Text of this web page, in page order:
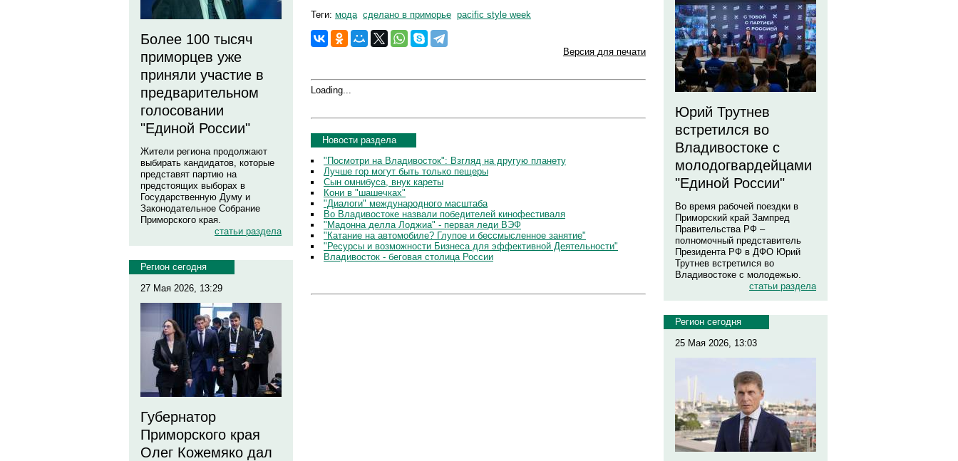
Более 100 тысяч
приморцев уже
приняли участие в
предварительном
голосовании
"Единой России"
Жители региона продолжают
выбирать кандидатов, которые
представят партию на
предстоящих выборах в
Государственную Думу и
Законодательное Собрание
Приморского края.
статьи раздела
Регион сегодня
27 Мая 2026, 13:29
Губернатор
Приморского края
Олег Кожемяко дал
Теги: мода сделано в приморье pacific style week
Версия для печати
Loading...
Новости раздела
"Посмотри на Владивосток": Взгляд на другую планету
Лучше гор могут быть только пещеры
Сын омнибуса, внук кареты
Кони в "шашечках"
"Диалоги" международного масштаба
Во Владивостоке назвали победителей кинофестиваля
"Мадонна делла Лоджиа" - первая леди ВЭФ
"Катание на автомобиле? Глупое и бессмысленное занятие"
"Ресурсы и возможности Бизнеса для эффективной Деятельности"
Владивосток - беговая столица России
Юрий Трутнев
встретился во
Владивостоке с
молодогвардейцами
"Единой России"
Во время рабочей поездки в
Приморский край Зампред
Правительства РФ –
полномочный представитель
Президента РФ в ДФО Юрий
Трутнев встретился во
Владивостоке с молодежью.
статьи раздела
Регион сегодня
25 Мая 2026, 13:03